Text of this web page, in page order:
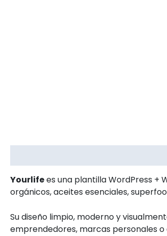
Yourlifees una plantilla WordPress +
orgánicos, aceites esenciales,
Su diseño limpio, moderno y
emprendedores, marcas personales